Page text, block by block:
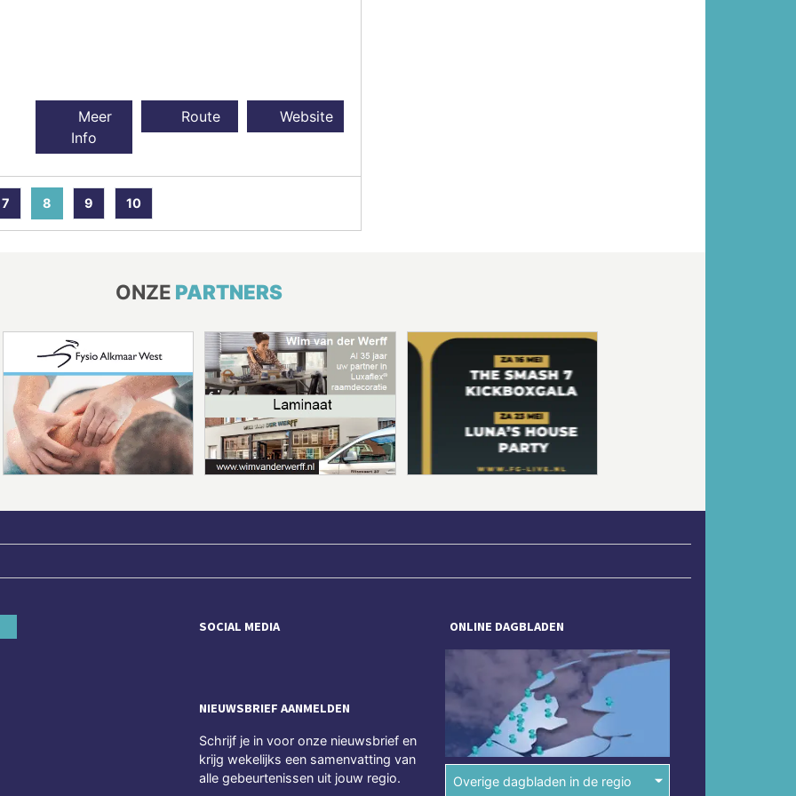
Meer
Info
Route Website
7 8 9 10
ONZE PARTNERS
SOCIAL MEDIA
NIEUWSBRIEF AANMELDEN
Schrijf je in voor onze nieuwsbrief en
krijg wekelijks een samenvatting van
alle gebeurtenissen uit jouw regio.
ONLINE DAGBLADEN
Overige dagbladen in de regio